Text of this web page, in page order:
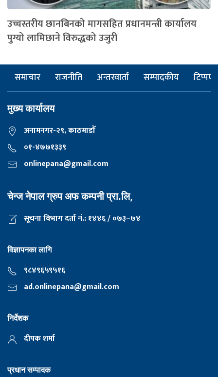
उच्चस्तरीय छानबिनको मागसहित प्रधानमन्त्री कार्यालय
पुग्यो लामिछाने विरुद्धको उजुरी
समाचार राजनीति अन्तरवार्ता सम्पादकीय टिप्पणी
मुख्य कार्यालय
अनामनगर-२९, काठमाडाैँ
०१-४७७१३३९
onlinepana@gmail.com
चेन्ज नेपाल ग्रुप अफ कम्पनी प्रा.लि,
सूचना विभाग दर्ता नं.: १४४६ / ०७३–७४
विज्ञापनका लागि
९८४९६५९५१६
ad.onlinepana@gmail.com
निर्देशक
दीपक शर्मा
प्रधान सम्पादक